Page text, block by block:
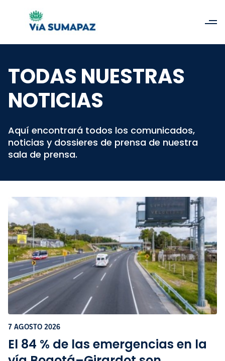
TODAS NUESTRAS
NOTICIAS
Aquí encontrará todos los comunicados,
noticias y dossieres de prensa de nuestra
sala de prensa.
7 AGOSTO 2026
El 84 % de las emergencias en la